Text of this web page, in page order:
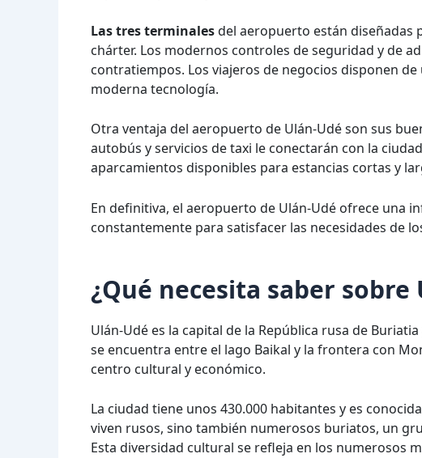
Las tres terminalesdel aeropuerto están diseñadas
chárter. Los modernos controles de seguridad y de
contratiempos. Los viajeros de negocios disponen
moderna tecnología.
Otra ventaja del aeropuerto de Ulán-Udé son sus
autobús y servicios de taxi le conectarán con la
aparcamientos disponibles para estancias cortas y
En definitiva, el aeropuerto de Ulán-Udé ofrece una
constantemente para satisfacer las necesidades de
¿Qué necesita saber sobre
Ulán-Udé es la capital de la República rusa de
se encuentra entre el lago Baikal y la frontera con
centro cultural y económico.
La ciudad tiene unos 430.000 habitantes y es
viven rusos, sino también numerosos buriatos, un
Esta diversidad cultural se refleja en los numerosos